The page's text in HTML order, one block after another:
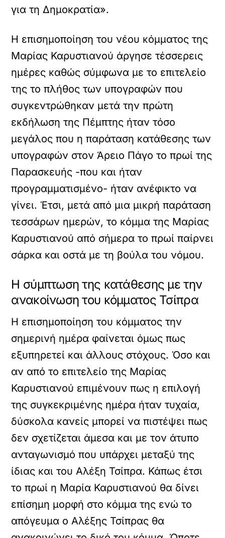
για τη Δημοκρατία».
Η επισημοποίηση του νέου κόμματος της
Μαρίας Καρυστιανού άργησε τέσσερεις
ημέρες καθώς σύμφωνα με το επιτελείο
της το πλήθος των υπογραφών που
συγκεντρώθηκαν μετά την πρώτη
εκδήλωση της Πέμπτης ήταν τόσο
μεγάλος που η παράταση κατάθεσης των
υπογραφών στον Άρειο Πάγο το πρωί της
Παρασκευής -που και ήταν
προγραμματισμένο- ήταν ανέφικτο να
γίνει. Έτσι, μετά από μια μικρή παράταση
τεσσάρων ημερών, το κόμμα της Μαρίας
Καρυστιανού από σήμερα το πρωί παίρνει
σάρκα και οστά με τη βούλα του νόμου.
Η σύμπτωση της κατάθεσης με την
ανακοίνωση του κόμματος Τσίπρα
Η επισημοποίηση του κόμματος την
σημερινή ημέρα φαίνεται όμως πως
εξυπηρετεί και άλλους στόχους. Όσο και
αν από το επιτελείο της Μαρίας
Καρυστιανού επιμένουν πως η επιλογή
της συγκεκριμένης ημέρα ήταν τυχαία,
δύσκολα κανείς μπορεί να πιστέψει πως
δεν σχετίζεται άμεσα και με τον άτυπο
ανταγωνισμό που υπάρχει μεταξύ της
ίδιας και του Αλέξη Τσίπρα. Κάπως έτσι
το πρωί η Μαρία Καρυστιανού θα δίνει
επίσημη μορφή στο κόμμα της ενώ το
απόγευμα ο Αλέξης Τσίπρας θα